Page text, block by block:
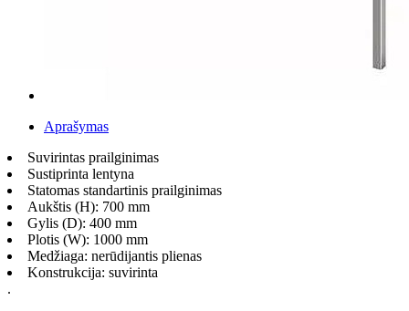
Aprašymas
Suvirintas prailginimas
Sustiprinta lentyna
Statomas standartinis prailginimas
Aukštis (H): 700 mm
Gylis (D): 400 mm
Plotis (W): 1000 mm
Medžiaga: nerūdijantis plienas
Konstrukcija: suvirinta
.